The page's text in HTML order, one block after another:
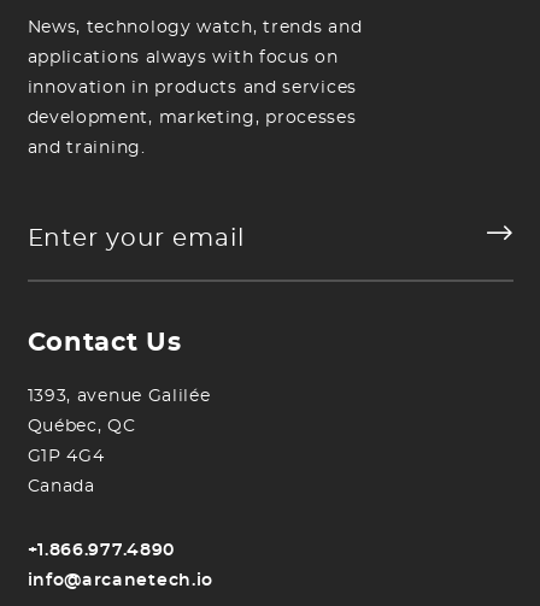
News, technology watch, trends and
applications always with focus on
innovation in products and services
development, marketing, processes
and training.
Contact Us
1393, avenue Galilée
Québec, QC
G1P 4G4
Canada
+1.866.977.4890
info@arcanetech.io